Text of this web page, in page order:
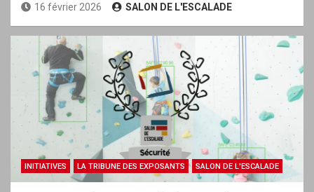
16 février 2026 SALON DE L'ESCALADE
INITIATIVES LA TRIBUNE DES EXPOSANTS SALON DE L'ESCALADE